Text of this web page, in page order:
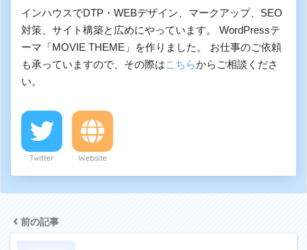
インハウスでDTP・WEBデザイン、マークアップ、SEO
対策、サイト構築と広めにやっています。 WordPressテ
ーマ「MOVIE THEME」を作りました。 お仕事のご依頼
も承っていますので、その際はこちらからご相談くださ
い。
Twitter Website
前の記事